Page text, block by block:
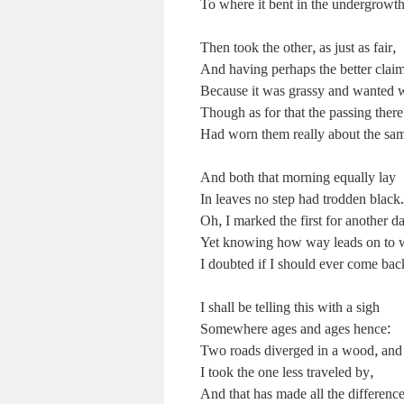
To where it bent in the
Then took the other, as just as fair,
And having perhaps the better
Because it was grassy and wanted
Though as for that the passing there
Had worn them really about the
And both that morning equally lay
In leaves no step had trodden black.
Oh, I marked the first for another
Yet knowing how way leads on to
I doubted if I should ever come
I shall be telling this with a sigh
Somewhere ages and ages hence:
Two roads diverged in a wood,
I took the one less traveled by,
And that has made all the